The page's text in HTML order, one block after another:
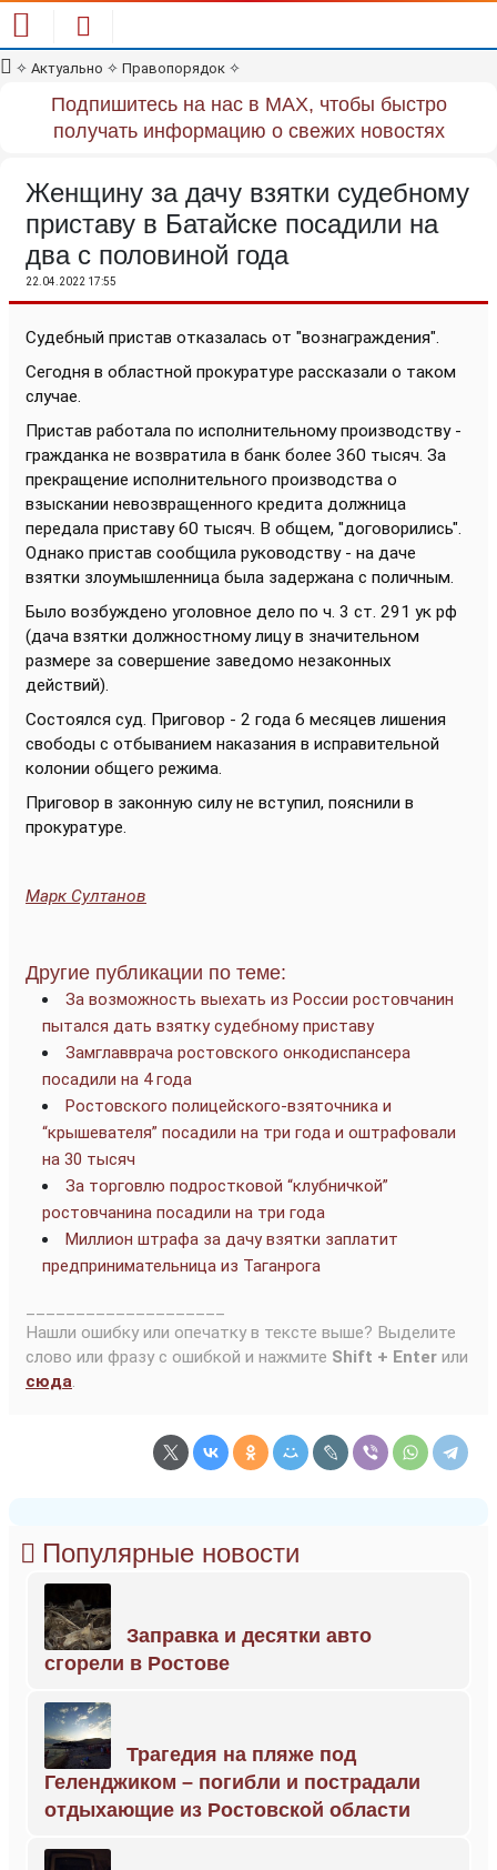
✧ Актуально ✧ Правопорядок ✧
Подпишитесь на нас в MAX, чтобы быстро
получать информацию о свежих новостях
Женщину за дачу взятки судебному
приставу в Батайске посадили на
два с половиной года
22.04.2022 17:55
Судебный пристав отказалась от "вознаграждения".
Сегодня в областной прокуратуре рассказали о таком
случае.
Пристав работала по исполнительному производству -
гражданка не возвратила в банк более 360 тысяч. За
прекращение исполнительного производства о
взыскании невозвращенного кредита должница
передала приставу 60 тысяч. В общем, "договорились".
Однако пристав сообщила руководству - на даче
взятки злоумышленница была задержана с поличным.
Было возбуждено уголовное дело по ч. 3 ст. 291 ук рф
(дача взятки должностному лицу в значительном
размере за совершение заведомо незаконных
действий).
Состоялся суд. Приговор - 2 года 6 месяцев лишения
свободы с отбыванием наказания в исправительной
колонии общего режима.
Приговор в законную силу не вступил, пояснили в
прокуратуре.
Марк Султанов
Другие публикации по теме:
За возможность выехать из России ростовчанин
пытался дать взятку судебному приставу
Замглавврача ростовского онкодиспансера
посадили на 4 года
Ростовского полицейского-взяточника и
“крышевателя” посадили на три года и оштрафовали
на 30 тысяч
За торговлю подростковой “клубничкой”
ростовчанина посадили на три года
Миллион штрафа за дачу взятки заплатит
предпринимательница из Таганрога
Нашли ошибку или опечатку в тексте выше? Выделите
слово или фразу с ошибкой и нажмите Shift + Enter или
сюда.
Популярные новости
Заправка и десятки авто
сгорели в Ростове
Трагедия на пляже под
Геленджиком – погибли и пострадали
отдыхающие из Ростовской области